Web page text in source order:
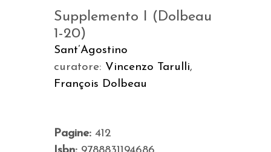
Supplemento I (Dolbeau
1-20)
Sant’Agostino
curatore: Vincenzo Tarulli,
François Dolbeau
Pagine: 412